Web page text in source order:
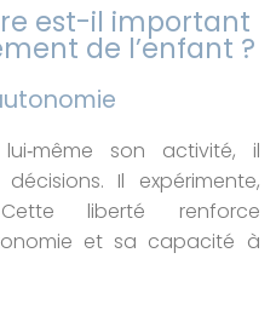
est-il important
de l’enfant ?
son activité, il
Il expérimente,
liberté renforce
et sa capacité à